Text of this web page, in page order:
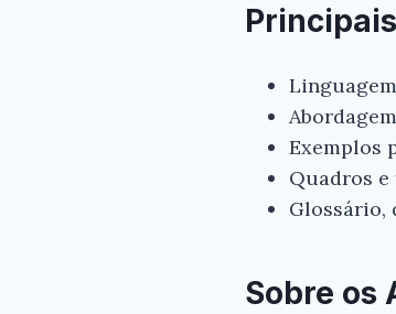
Exemplos
Quadros
Sobre os